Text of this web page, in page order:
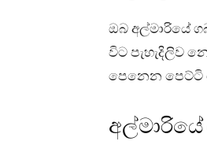
ඔබ අල්මාරියේ
විට පැහැදිලිව
පෙනෙන පෙට්ටි